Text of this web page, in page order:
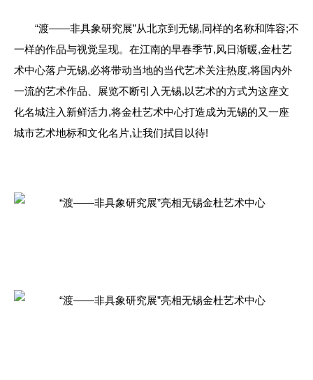
“渡——非具象研究展”从北京到无锡,同样的名称和阵容;不
一样的作品与视觉呈现。在江南的早春季节,风日渐暖,金杜艺
术中心落户无锡,必将带动当地的当代艺术关注热度,将国内外
一流的艺术作品、展览不断引入无锡,以艺术的方式为这座文
化名城注入新鲜活力,将金杜艺术中心打造成为无锡的又一座
城市艺术地标和文化名片,让我们拭目以待!